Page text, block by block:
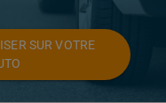
SUR VOTRE